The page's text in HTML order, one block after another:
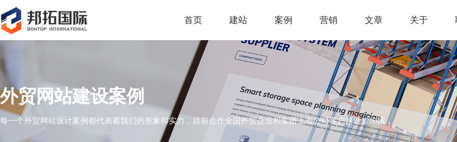
首页 建站 案例 营销 文章 关于
外贸网站建设案例
每一个外贸网站设计案例都代表着我们的形象和实力，目前合作全国外贸企业和集团上市公司客户超过1200家，